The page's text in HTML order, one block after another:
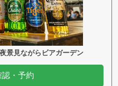
景見ながらビアガーデン
認・予約